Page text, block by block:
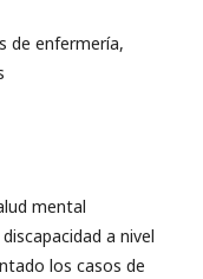
de enfermería,
mental
a nivel
los casos de